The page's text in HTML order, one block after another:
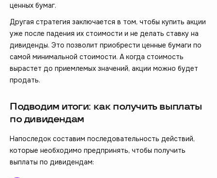
ценных бумаг.
Другая стратегия заключается в том, чтобы купить акции
уже после падения их стоимости и не делать ставку на
дивиденды. Это позволит приобрести ценные бумаги по
самой минимальной стоимости. А когда стоимость
вырастет до приемлемых значений, акции можно будет
продать.
Подводим итоги: как получить выплаты
по дивидендам
Напоследок составим последовательность действий,
которые необходимо предпринять, чтобы получить
выплаты по дивидендам: